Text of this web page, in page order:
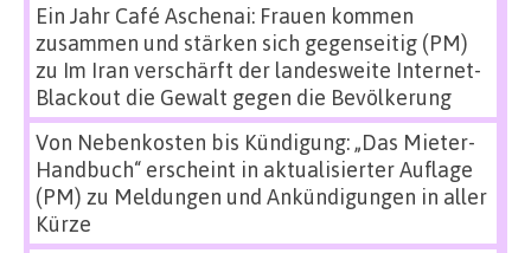
Ein Jahr Café Aschenai: Frauen kommen
zusammen und stärken sich gegenseitig (PM)
zu Im Iran verschärft der landesweite Internet-
Blackout die Gewalt gegen die Bevölkerung
Von Nebenkosten bis Kündigung: „Das Mieter-
Handbuch“ erscheint in aktualisierter Auflage
(PM) zu Meldungen und Ankündigungen in aller
Kürze